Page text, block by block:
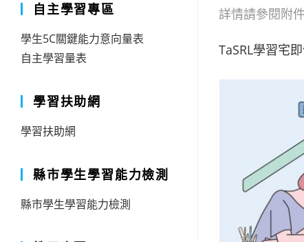
詳情請參閱附件
TaSRL學習宅
自主學習專區
學生5C關鍵能力意向量表
自主學習量表
學習扶助網
學習扶助網
縣市學生學習能力檢測
縣市學生學習能力檢測